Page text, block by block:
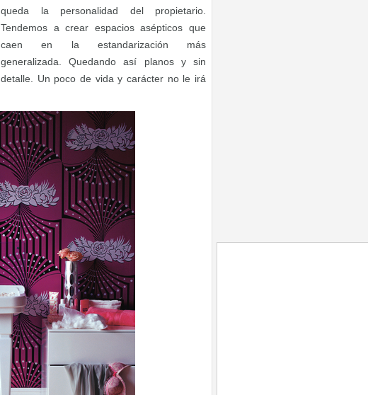
queda la personalidad del propietario.
Tendemos a crear espacios asépticos que
caen en la estandarización más
generalizada. Quedando así planos y sin
detalle. Un poco de vida y carácter no le irá